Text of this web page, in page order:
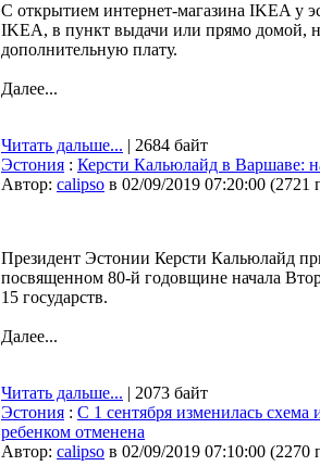
С открытием интернет-магазина IKEA у
IKEA, в пункт выдачи или прямо домой,
дополнительную плату.
Далее...
Читать дальше... | 2684 байт
Эстония : Керсти Кальюлайд в Варшаве:
Автор: calipso в 02/09/2019 07:20:00 (2721
Президент Эстонии Керсти Кальюлайд
посвященном 80-й годовщине начала
15 государств.
Далее...
Читать дальше... | 2073 байт
Эстония : C 1 сентября изменилась
ребенком отменена
Автор: calipso в 02/09/2019 07:10:00 (2270